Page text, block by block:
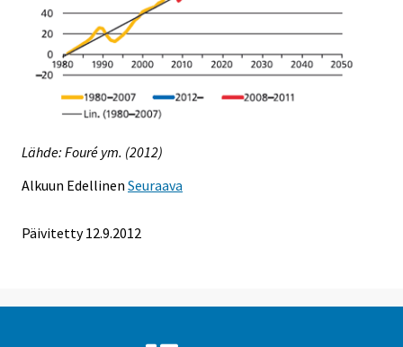
Lähde: Fouré ym. (2012)
Alkuun Edellinen Seuraava
Päivitetty 12.9.2012